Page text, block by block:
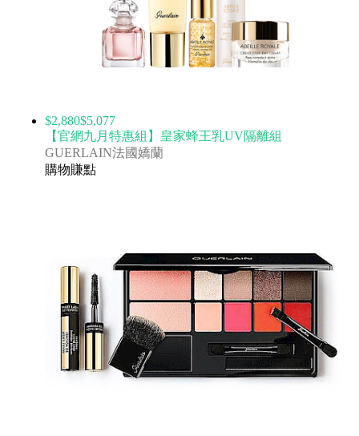
$2,880$5,077
【官網九月特惠組】皇家蜂王乳UV隔離組
GUERLAIN法國嬌蘭
購物賺點